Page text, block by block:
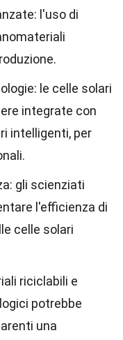
l'uso di
le celle solari
integrate con
intelligenti, per
gli scienziati
l'efficienza di
celle solari
riciclabili e
potrebbe
una